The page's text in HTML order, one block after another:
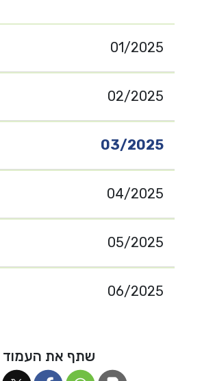
01/2025
02/2025
03/2025
04/2025
05/2025
06/2025
שתף את העמוד